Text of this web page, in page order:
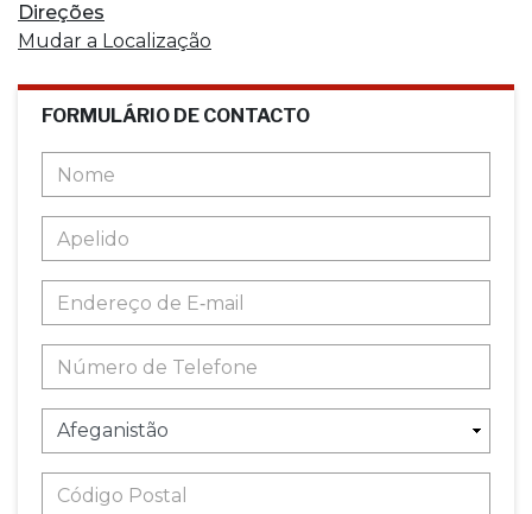
Direções
Mudar a Localização
FORMULÁRIO DE CONTACTO